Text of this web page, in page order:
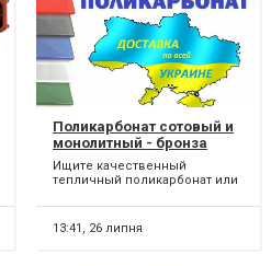
Поликарбонат сотовый и
монолитный - бронза
(бронзовый), бесцветный
(прозрачный). Борисполь.
Ищите качественный
тепличный поликарбонат или
изготовления навеса,
автонавеса и про...
13:41, 26 липня